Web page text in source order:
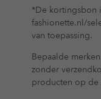
*De kortingsbon
fashionette.nl/
van toepassing.
Bepaalde
zonder
producten op de